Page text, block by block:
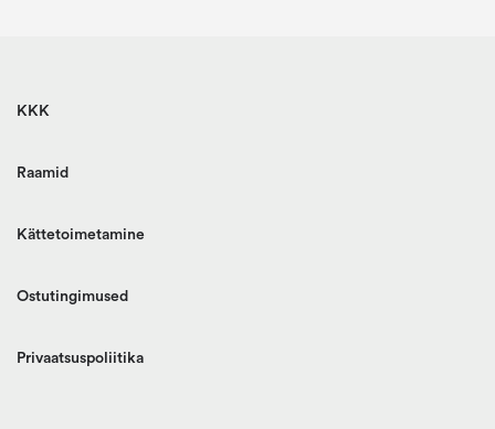
KKK
Raamid
Kättetoimetamine
Ostutingimused
Privaatsuspoliitika